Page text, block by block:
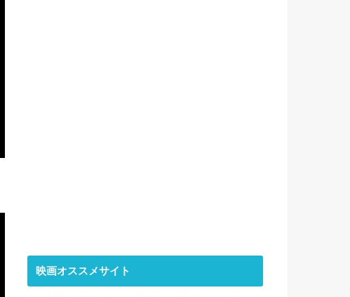
映画オススメサイト